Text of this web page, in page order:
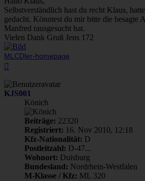
Selbstverständlich hast du recht Klaus,
gedacht. Könntest du mir bitte die besagte
Manfred rausgesucht hat.
Vielen Dank Gruß Jens 172
MLCDler-homepage
KJS001
Könich
Beiträge: 22320
Registriert: 16. Nov 2010, 12:18
Kfz-Nationalität: D
Postleitzahl: D-47...
Wohnort: Duisburg
Bundesland: Nordrhein-Westfalen
M-Klasse / Kfz: ML 320